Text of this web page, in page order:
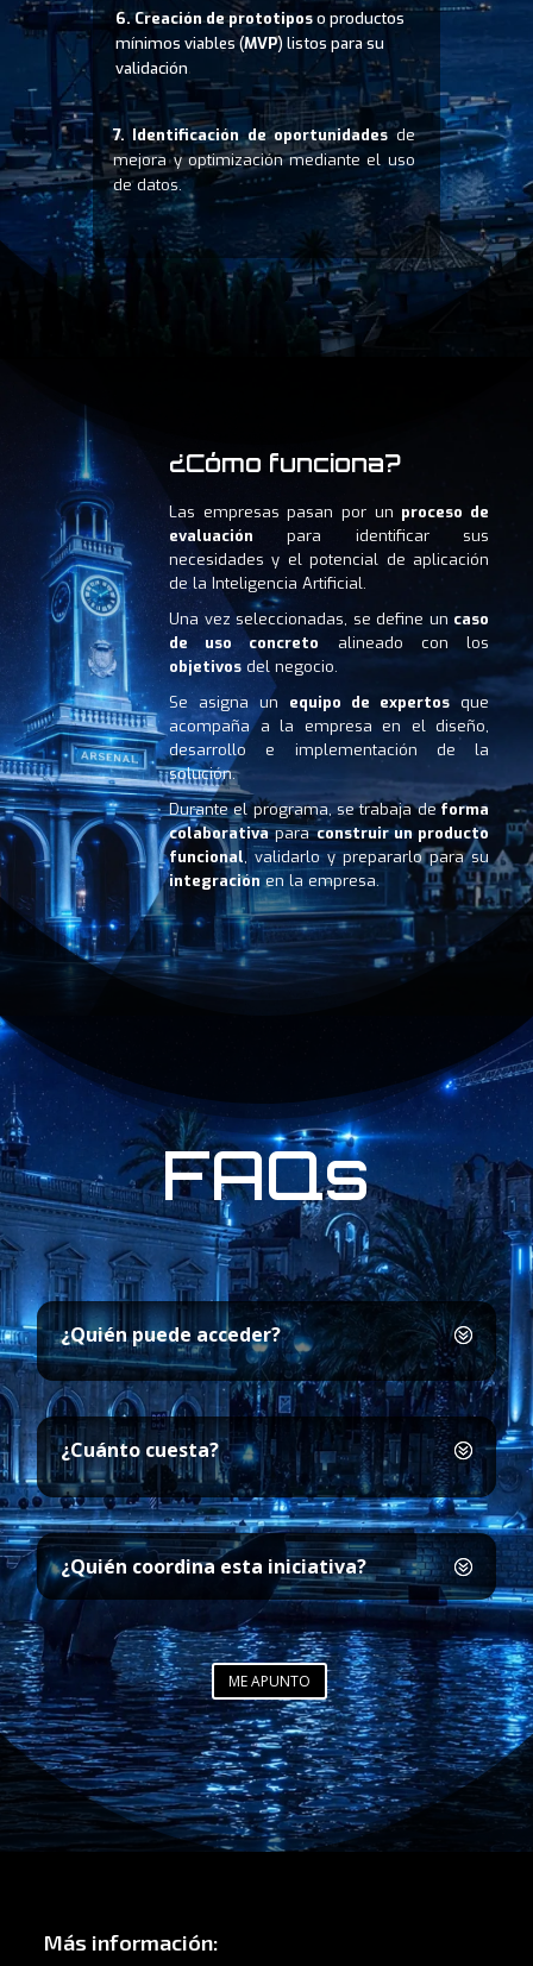
6. Creación de prototiposo productos
mínimos viables (MVP) listos para su
validación.
7. Identificación de oportunidadesde
mejora y optimización mediante el uso
de datos.
¿Cómo funciona?
Las empresas pasan por un proceso de
evaluación para identificar sus
necesidades y el potencial de aplicación
de la Inteligencia Artificial.
Una vez seleccionadas, se define un caso
de uso concreto alineado con los
objetivos del negocio.
Se asigna un equipo de expertos que
acompaña a la empresa en el diseño,
desarrollo e implementación de la
solución.
Durante el programa, se trabaja deforma
colaborativaparaconstruir un producto
funcional, validarlo y prepararlo para su
integraciónen la empresa.
FAQs
¿Quién puede acceder?
¿Cuánto cuesta?
¿Quién coordina esta iniciativa?
ME APUNTO
Más información: